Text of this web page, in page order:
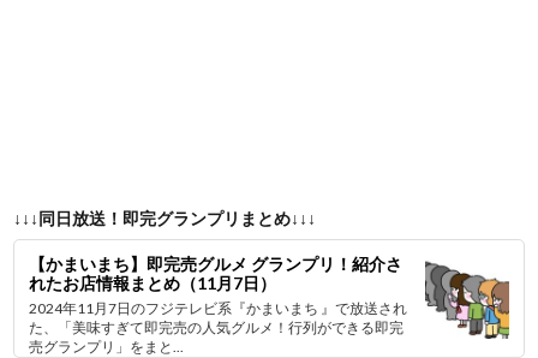
↓↓↓同日放送！即完グランプリまとめ↓↓↓
【かまいまち】即完売グルメ グランプリ！紹介さ
れたお店情報まとめ（11月7日）
2024年11月7日のフジテレビ系『かまいまち 』で放送され
た、「美味すぎて即完売の人気グルメ！行列ができる即完
売グランプリ」をまと...